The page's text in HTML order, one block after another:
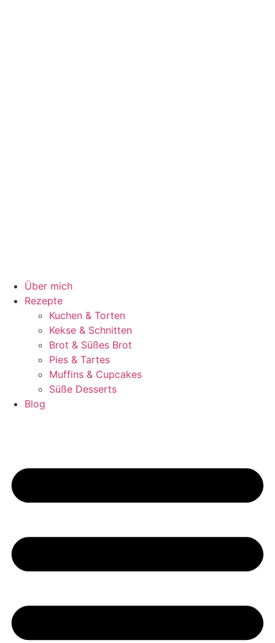
Über mich
Rezepte
Kuchen & Torten
Kekse & Schnitten
Brot & Süßes Brot
Pies & Tartes
Muffins & Cupcakes
Süße Desserts
Blog